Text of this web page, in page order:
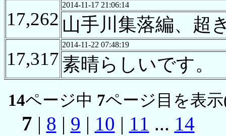
17,262
2014-11-17 21:06:14
山手川集落編、超
17,317
2014-11-22 07:48:19
素晴らしいです。
14ページ中 7ページ目を表
7 | 8 | 9 | 10 | 11 ... 14